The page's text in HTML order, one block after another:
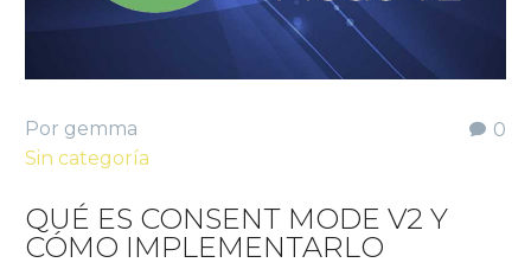
0
Por gemma
Sin categoría
QUÉ ES CONSENT MODE V2 Y
CÓMO IMPLEMENTARLO